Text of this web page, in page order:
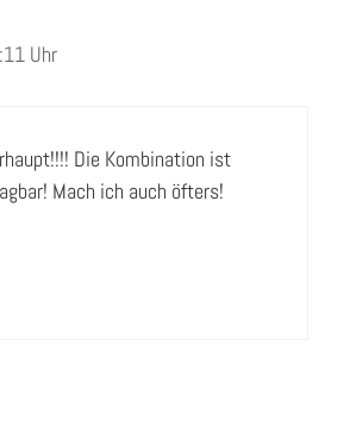
Uhr
Die Kombination ist
Mach ich auch öfters!